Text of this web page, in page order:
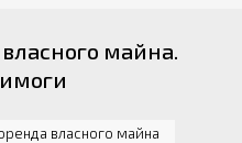
майна.
власного майна